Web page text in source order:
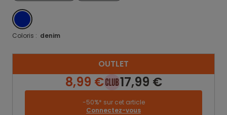
DENIM
Coloris : denim
OUTLET
8,99 € 17,99 €
-50%* sur cet article
Connectez-vous